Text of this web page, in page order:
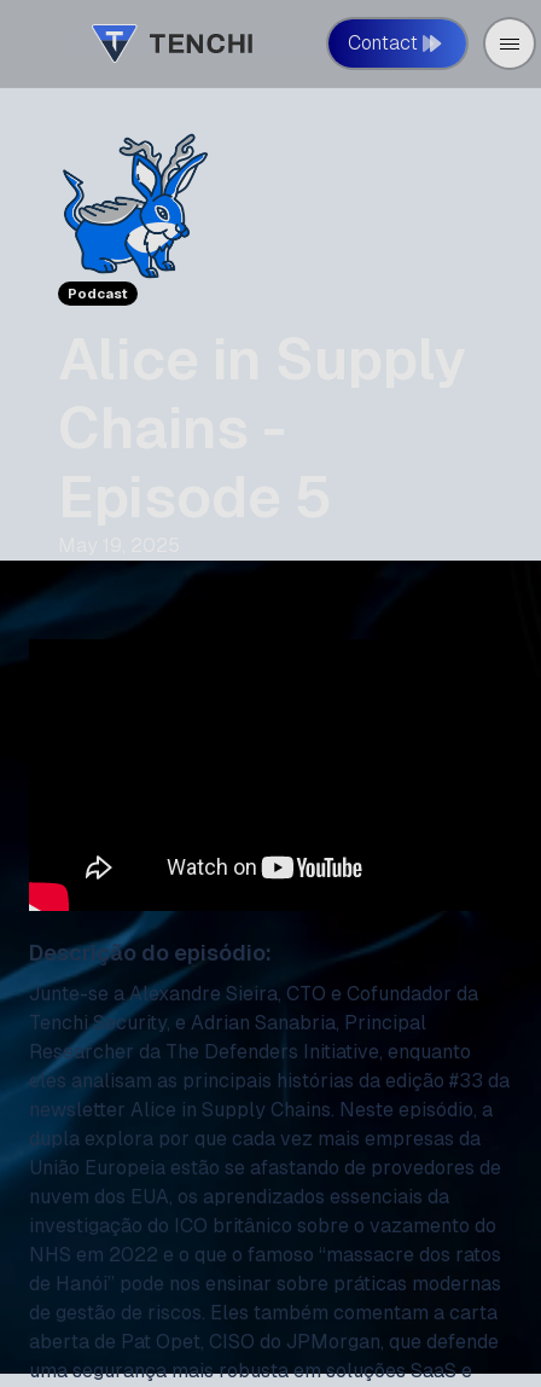
Contact
Podcast
Descrição do episódio:
Junte-se a Alexandre Sieira, CTO e Cofundador da
Tenchi Security, e Adrian Sanabria, Principal
Researcher da The Defenders Initiative, enquanto
eles analisam as principais histórias da edição #33 da
newsletter Alice in Supply Chains. Neste episódio, a
dupla explora por que cada vez mais empresas da
União Europeia estão se afastando de provedores de
nuvem dos EUA, os aprendizados essenciais da
investigação do ICO britânico sobre o vazamento do
NHS em 2022 e o que o famoso “massacre dos ratos
de Hanói” pode nos ensinar sobre práticas modernas
de gestão de riscos. Eles também comentam a carta
aberta de Pat Opet, CISO do JPMorgan, que defende
uma segurança mais robusta em soluções SaaS e